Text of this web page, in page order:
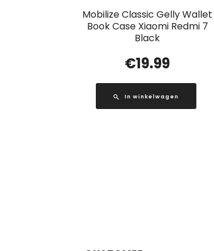
Mobilize Classic Gelly Wallet
Book Case Xiaomi Redmi 7
Black
€19.99
In winkelwagen